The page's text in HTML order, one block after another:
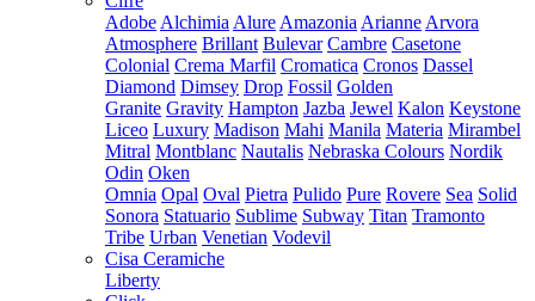
Adobe Alchimia Alure Amazonia Arianne Arvora
Atmosphere Brillant Bulevar Cambre Casetone
Colonial Crema Marfil Cromatica Cronos Dassel
Diamond Dimsey Drop Fossil Golden
Granite Gravity Hampton Jazba Jewel Kalon Keystone
Liceo Luxury Madison Mahi Manila Materia Mirambel
Mitral Montblanc Nautalis Nebraska Colours Nordik
Odin Oken
Omnia Opal Oval Pietra Pulido Pure Rovere Sea Solid
Sonora Statuario Sublime Subway Titan Tramonto
Tribe Urban Venetian Vodevil
Cisa Ceramiche
Liberty